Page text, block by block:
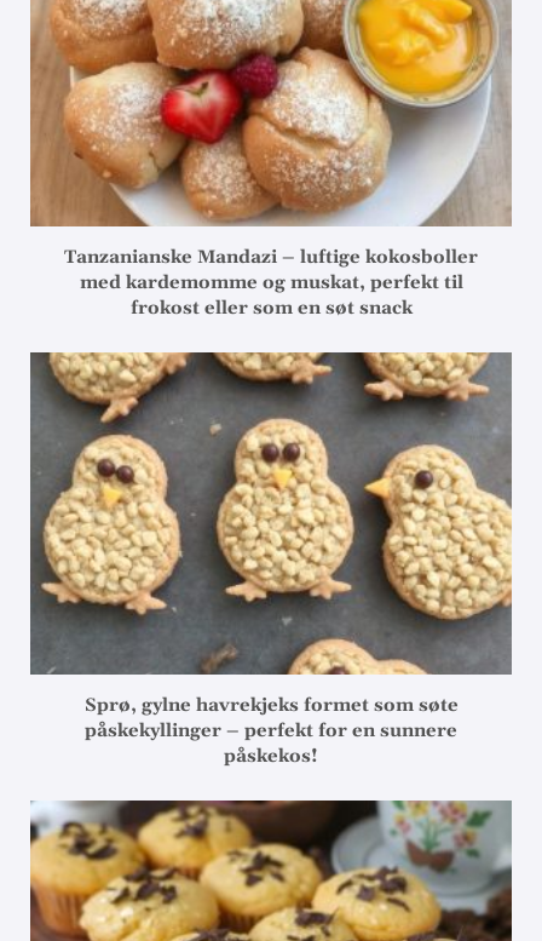
Tanzanianske Mandazi – luftige kokosboller
med kardemomme og muskat, perfekt til
frokost eller som en søt snack
Sprø, gylne havrekjeks formet som søte
påskekyllinger – perfekt for en sunnere
påskekos!